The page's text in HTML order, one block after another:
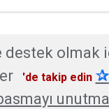
destek olmak
'de takip edin ✰